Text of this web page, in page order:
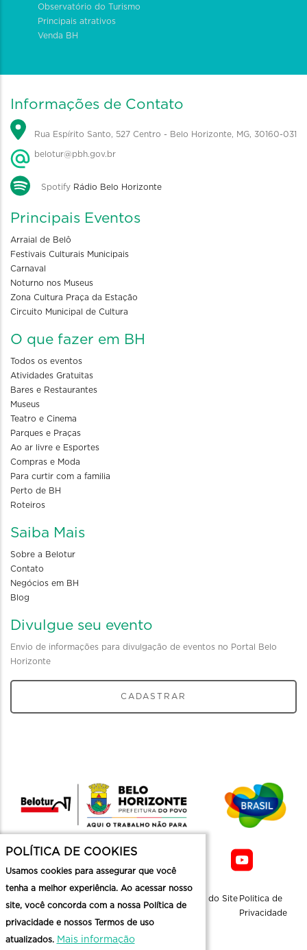
Observatório do Turismo
Principais atrativos
Venda BH
Informações de Contato
Rua Espírito Santo, 527 Centro - Belo Horizonte, MG, 30160-031
belotur@pbh.gov.br
Spotify Rádio Belo Horizonte
Principais Eventos
Arraial de Belô
Festivais Culturais Municipais
Carnaval
Noturno nos Museus
Zona Cultura Praça da Estação
Circuito Municipal de Cultura
O que fazer em BH
Todos os eventos
Atividades Gratuitas
Bares e Restaurantes
Museus
Teatro e Cinema
Parques e Praças
Ao ar livre e Esportes
Compras e Moda
Para curtir com a familia
Perto de BH
Roteiros
Saiba Mais
Sobre a Belotur
Contato
Negócios em BH
Blog
Divulgue seu evento
Envio de informações para divulgação de eventos no Portal Belo
Horizonte
CADASTRAR
Mapa do Site Politica de
Privacidade
POLÍTICA DE COOKIES
Usamos cookies para assegurar que você
tenha a melhor experiência. Ao acessar nosso
site, você concorda com a nossa Política de
privacidade e nossos Termos de uso
atualizados. Mais informação